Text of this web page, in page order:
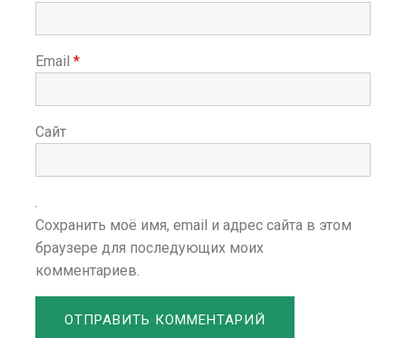
Email *
Сайт
Сохранить моё имя, email и адрес сайта в этом
браузере для последующих моих
комментариев.